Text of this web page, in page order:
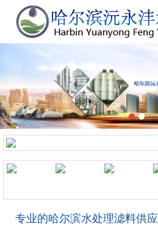
专业的哈尔滨水处理滤料供